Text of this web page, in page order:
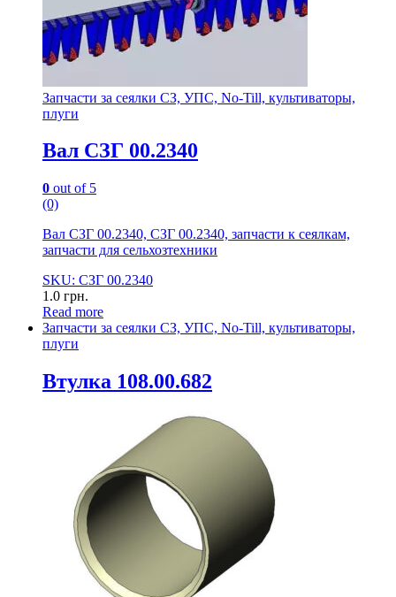
Запчасти за сеялки СЗ, УПС, No-Till, культиваторы,
плуги
Вал СЗГ 00.2340
0 out of 5
(0)
Вал СЗГ 00.2340, СЗГ 00.2340, запчасти к сеялкам,
запчасти для сельхозтехники
SKU: СЗГ 00.2340
1.0 грн.
Read more
Запчасти за сеялки СЗ, УПС, No-Till, культиваторы,
плуги
Втулка 108.00.682